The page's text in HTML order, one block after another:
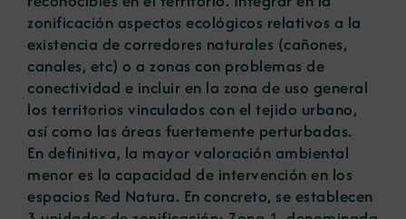
zonificación aspectos ecológicos relativos a la
existencia de corredores naturales (cañones,
canales, etc) o a zonas con problemas de
conectividad e incluir en la zona de uso general
los territorios vinculados con el tejido urbano,
así como las áreas fuertemente perturbadas.
En definitiva, la mayor valoración ambiental
menor es la capacidad de intervención en los
espacios Red Natura. En concreto, se establecen